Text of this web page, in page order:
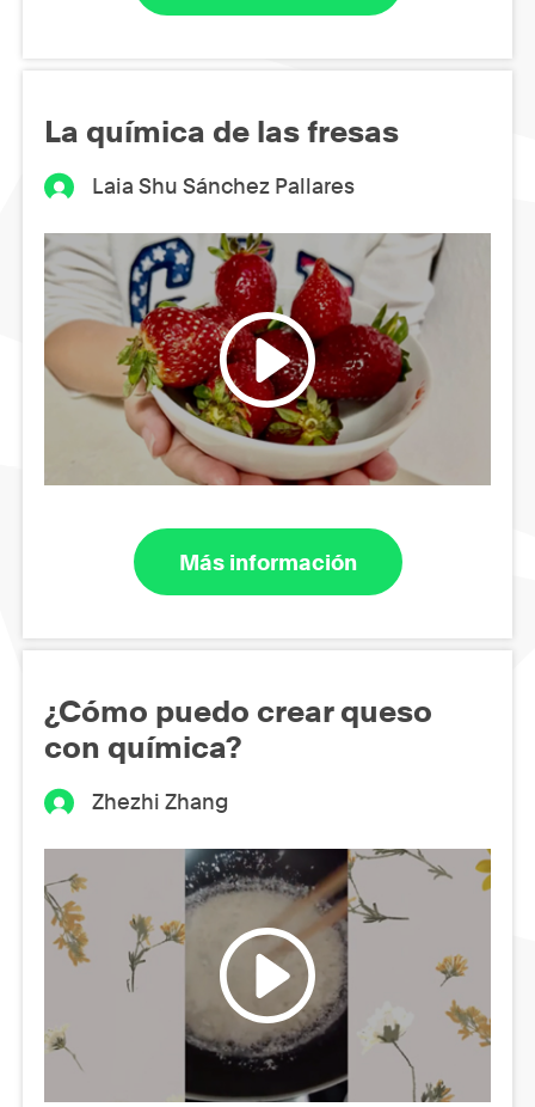
La química de las fresas
Laia Shu Sánchez Pallares
Más información
¿Cómo puedo crear queso
con química?
Zhezhi Zhang